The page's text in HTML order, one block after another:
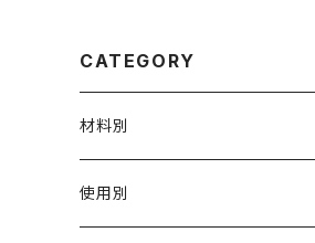
CATEGORY
材料別
陶磁器
使用別